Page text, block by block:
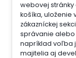
webovej
košíka, uloženie
zákazníckej
správanie
napríklad voľba
majitelia aj